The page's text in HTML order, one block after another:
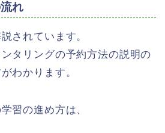
れ
されています。
タリングの予約方法の説明の
わかります。
習の進め方は、